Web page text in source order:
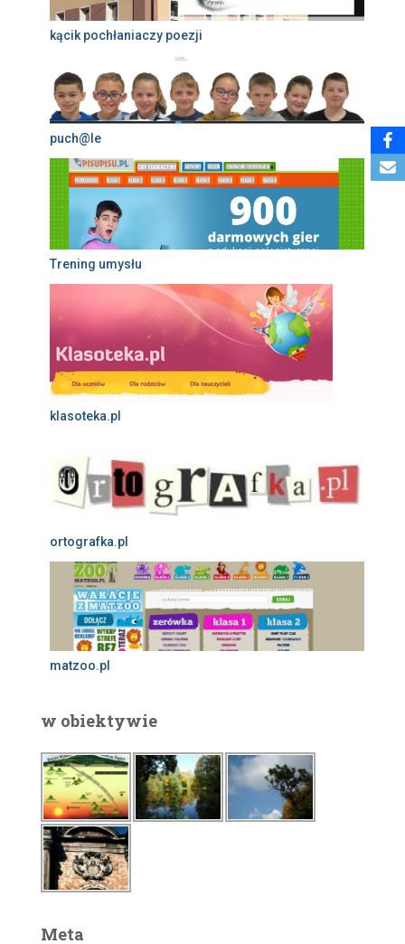
kącik pochłaniaczy poezji
puch@le
Trening umysłu
klasoteka.pl
ortografka.pl
matzoo.pl
w obiektywie
Meta